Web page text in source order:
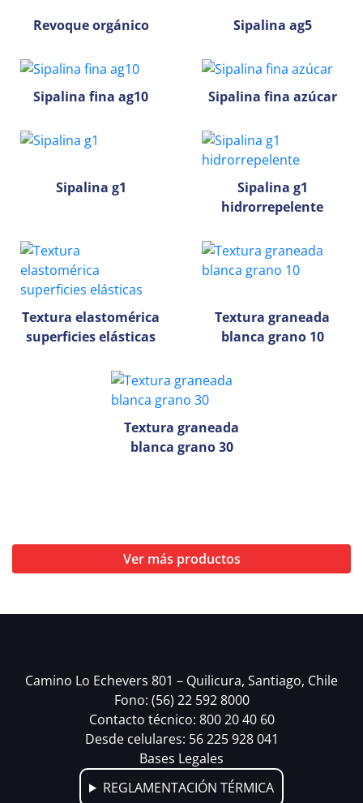
Revoque orgánico Sipalina ag5
Sipalina fina ag10 Sipalina fina azúcar
Sipalina g1
Sipalina g1
hidrorrepelente
Textura elastomérica
superficies elásticas
Textura graneada
blanca grano 10
Textura graneada
blanca grano 30
Ver más productos
Camino Lo Echevers 801 – Quilicura, Santiago, Chile
Fono: (56) 22 592 8000
Contacto técnico: 800 20 40 60
Desde celulares: 56 225 928 041
Bases Legales
REGLAMENTACIÓN TÉRMICA